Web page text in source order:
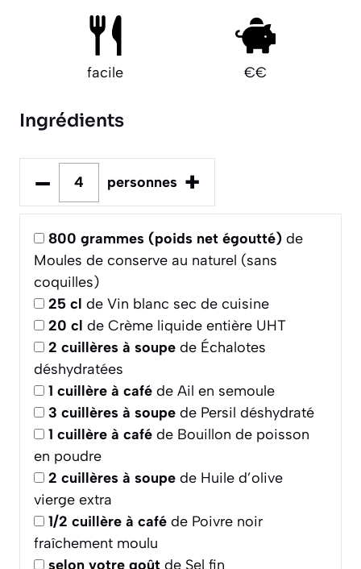
facile €€
Ingrédients
– personnes +
800 grammes (poids net égoutté) de
Moules de conserve au naturel (sans
coquilles)
25 cl de Vin blanc sec de cuisine
20 cl de Crème liquide entière UHT
2 cuillères à soupe de Échalotes
déshydratées
1 cuillère à café de Ail en semoule
3 cuillères à soupe de Persil déshydraté
1 cuillère à café de Bouillon de poisson
en poudre
2 cuillères à soupe de Huile d’olive
vierge extra
1/2 cuillère à café de Poivre noir
fraîchement moulu
selon votre goût de Sel fin